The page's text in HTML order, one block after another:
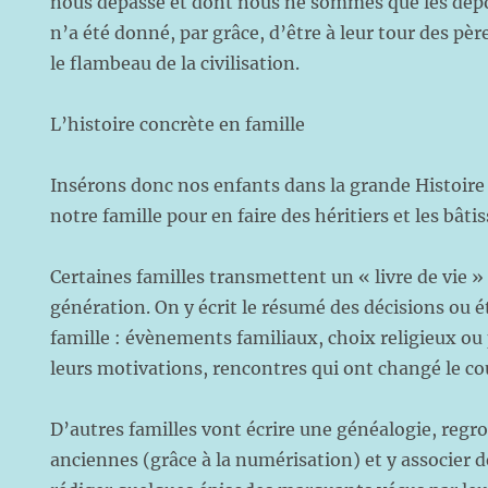
n’a été donné, par grâce, d’être à leur tour des
le flambeau de la civilisation.
L’histoire concrète en famille
Insérons donc nos enfants dans la grande
notre famille pour en faire des héritiers et les
Certaines familles transmettent un « livre de vie
génération. On y écrit le résumé des décisions ou
famille : évènements familiaux, choix religieux ou
leurs motivations, rencontres qui ont changé le
D’autres familles vont écrire une généalogie,
anciennes (grâce à la numérisation) et y associer